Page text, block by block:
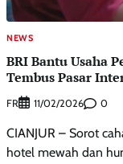
NEWS
BRI Bantu Usaha
Tembus Pasar
FR 11/02/2026 0
CIANJUR – Sorot
hotel mewah dan